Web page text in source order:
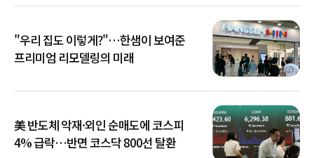
"우리 집도 이렇게?"…한샘이 보여준
프리미엄 리모델링의 미래
美 반도체 악재·외인 순매도에 코스피
4% 급락…반면 코스닥 800선 탈환